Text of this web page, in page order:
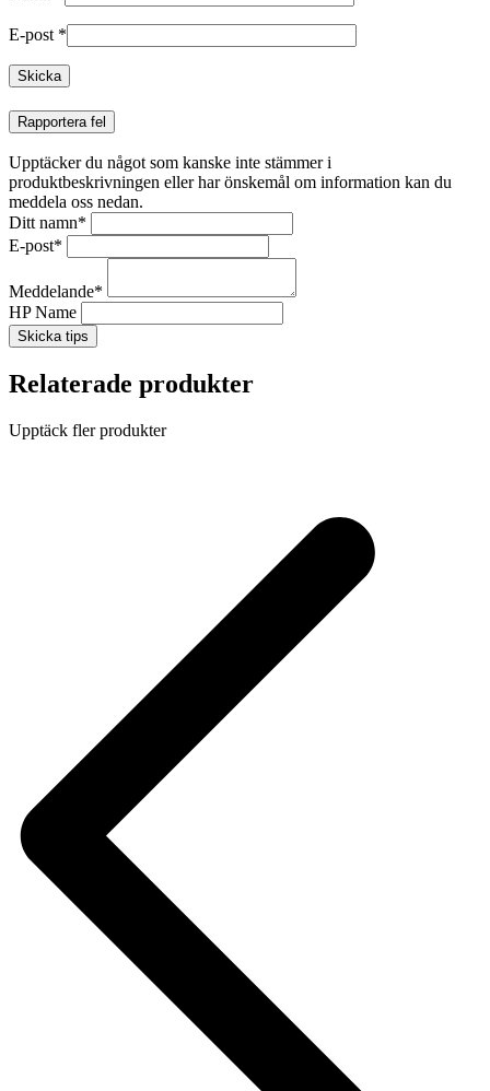
E-post *
Rapportera fel
Upptäcker du något som kanske inte stämmer i
produktbeskrivningen eller har önskemål om information kan du
meddela oss nedan.
Ditt namn*
E-post*
Meddelande*
HP Name
Skicka tips
Relaterade produkter
Upptäck fler produkter